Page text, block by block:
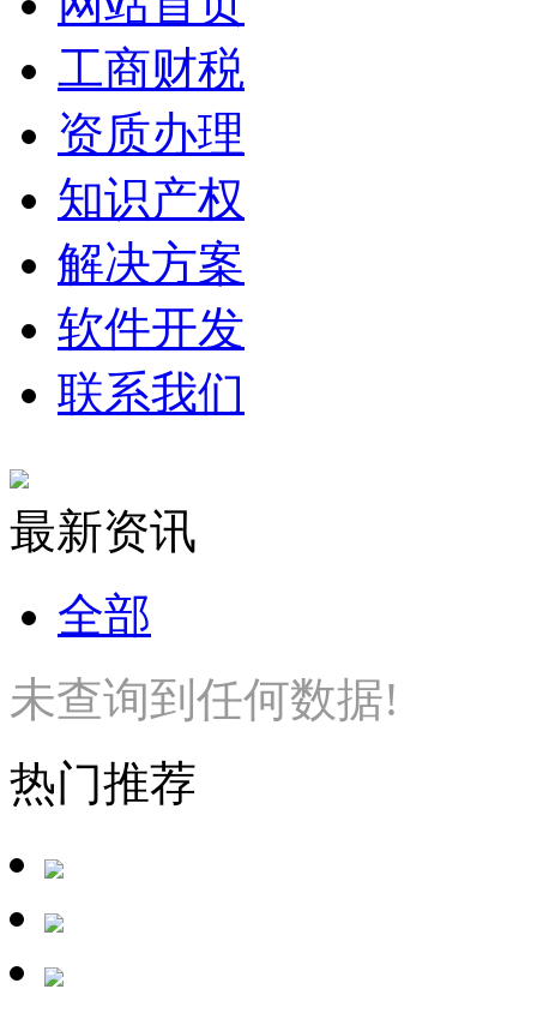
工商财税
资质办理
知识产权
解决方案
软件开发
联系我们
最新资讯
全部
未查询到任何数据!
热门推荐